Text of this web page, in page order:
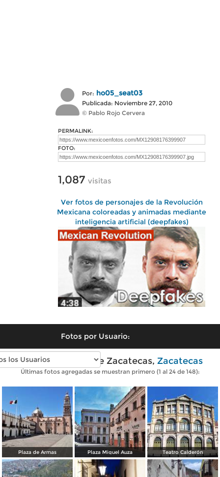
Por: ho05_seat03
Publicada: Noviembre 27, 2010
© Pablo Rojo Cervera
PERMALINK:
FOTO:
1,087 visitas
Ver fotos de personajes de la Revolución
Mexicana coloreadas y animadas mediante
inteligencia artificial (deepfakes)
Fotos por Usuario:
Fotos modernas de Zacatecas, Zacatecas
Últimas fotos agregadas se muestran primero (1 al 24 de 148):
Plaza de Armas Plaza Miguel Auza Teatro Calderón